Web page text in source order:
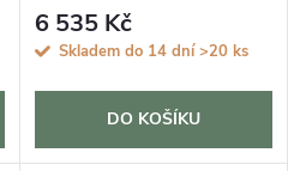
6 535 Kč
Skladem do 14 dní>20 ks
DO KOŠÍKU